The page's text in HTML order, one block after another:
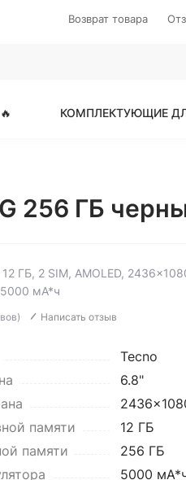
Возврат товара
КОМПЛЕКТУЮЩИЕ
256 ГБ
ГБ, 2 SIM, AMOLED,
5000 мА*ч
Написать отзыв
Tecno
6.8"
памяти
12 ГБ
памяти
256 ГБ
5000